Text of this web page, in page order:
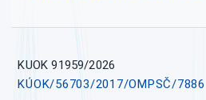
KUOK 91959/2026
KÚOK/56703/2017/OMPSČ/7886